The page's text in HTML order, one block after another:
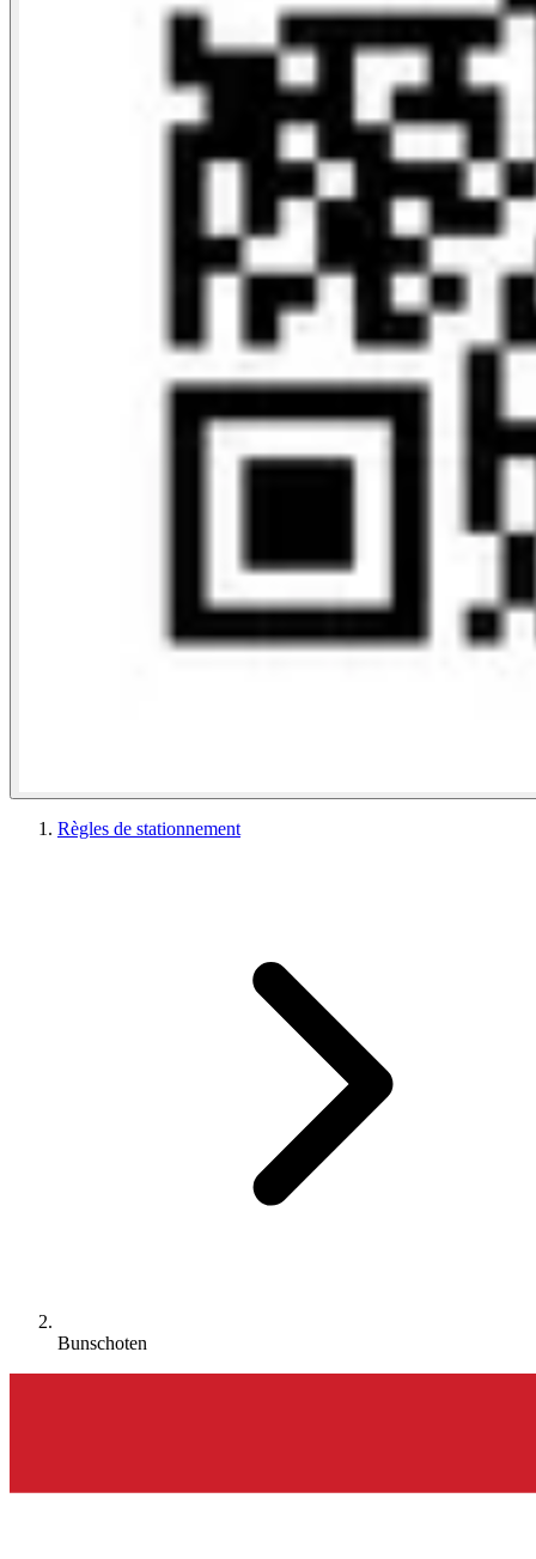
Règles de stationnement
Bunschoten